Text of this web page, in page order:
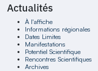
Actualités
À l'affiche
Informations régionales
Dates Limites
Manifestations
Potentiel Scientifique
Rencontres Scientifiques
Archives